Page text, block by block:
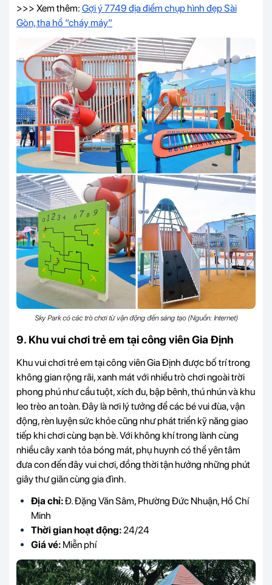
>>> Xem thêm: Gợi ý 7749 địa điểm chụp hình đẹp Sài
Gòn, tha hồ “cháy máy”
Sky Park có các trò chơi từ vận động đến sáng tạo (Nguồn: Internet)
9. Khu vui chơi trẻ em tại công viên Gia Định
Khu vui chơi trẻ em tại công viên Gia Định được bố trí trong
không gian rộng rãi, xanh mát với nhiều trò chơi ngoài trời
phong phú như cầu tuột, xích đu, bập bênh, thú nhún và khu
leo trèo an toàn. Đây là nơi lý tưởng để các bé vui đùa, vận
động, rèn luyện sức khỏe cũng như phát triển kỹ năng giao
tiếp khi chơi cùng bạn bè. Với không khí trong lành cùng
nhiều cây xanh tỏa bóng mát, phụ huynh có thể yên tâm
đưa con đến đây vui chơi, đồng thời tận hưởng những phút
giây thư giãn cùng gia đình.
Địa chỉ:Đ. Đặng Văn Sâm, Phường Đức Nhuận, Hồ Chí
Minh
Thời gian hoạt động: 24/24
Giá vé: Miễn phí